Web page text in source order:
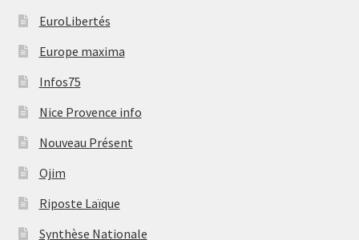
EuroLibertés
Europe maxima
Infos75
Nice Provence info
Nouveau Présent
Ojim
Riposte Laïque
Synthèse Nationale